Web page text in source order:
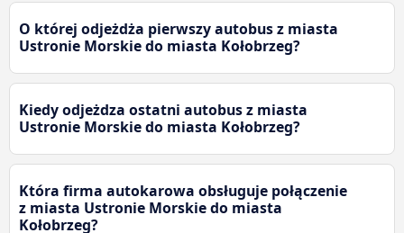
O której odjeżdża pierwszy autobus z miasta
Ustronie Morskie do miasta Kołobrzeg?
Kiedy odjeżdza ostatni autobus z miasta
Ustronie Morskie do miasta Kołobrzeg?
Która firma autokarowa obsługuje połączenie
z miasta Ustronie Morskie do miasta
Kołobrzeg?